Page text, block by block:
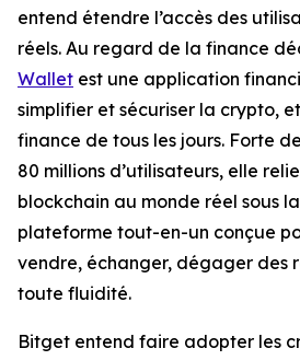
entend étendre l’accès des
réels. Au regard de la finance
Wallet est une application
simplifier et sécuriser la crypto,
finance de tous les jours. Forte
80 millions d’utilisateurs, elle
blockchain au monde réel sous
plateforme tout-en-un conçue
vendre, échanger, dégager des
toute fluidité.
Bitget entend faire adopter les